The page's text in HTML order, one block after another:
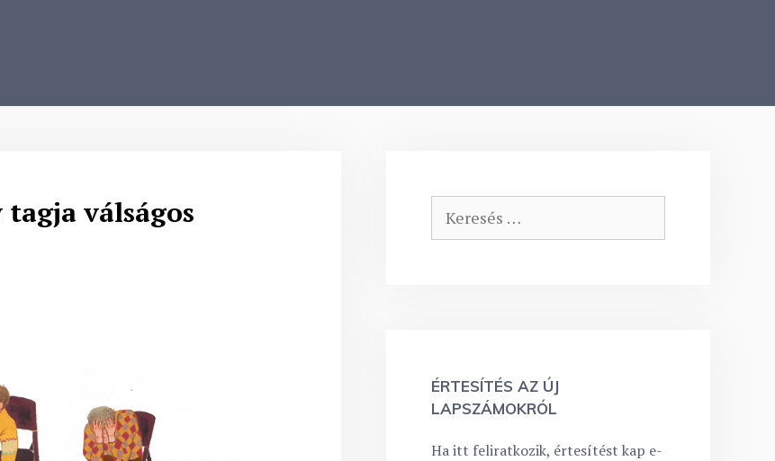
válságos
Keresés:
ÉRTESÍTÉS AZ ÚJ
LAPSZÁMOKRÓL
Ha itt feliratkozik, értesítést kap e-